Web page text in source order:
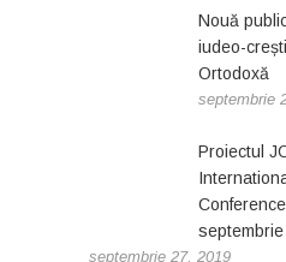
Nouă
iudeo-
Ortodoxă
septembrie
Proiectul
septembrie 27, 2019